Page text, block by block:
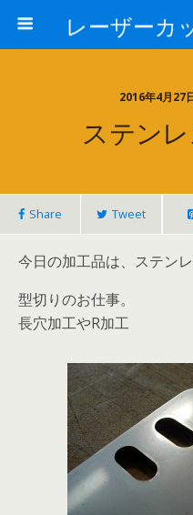
2016年4月27
ステン
Share Tweet
今日の加工品は、ステン
型切りのお仕事。
長穴加工やR加工